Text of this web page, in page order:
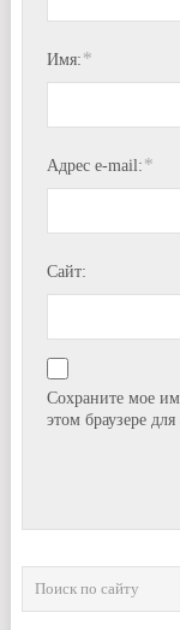
Имя: *
Адрес e-mail: *
Сайт:
Сохраните мое
этом браузере